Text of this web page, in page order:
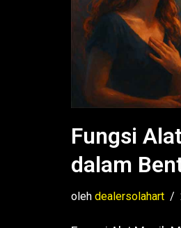
Fungsi
dalam
oleh dealersolahart